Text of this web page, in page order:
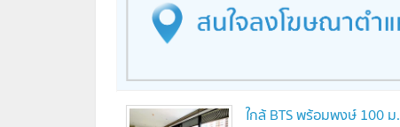
ใกล้ BTS พร้อมพงษ์ 100